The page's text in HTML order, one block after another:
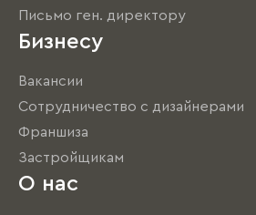
Письмо ген. директору
Бизнесу
Вакансии
Сотрудничество с дизайнерами
Франшиза
Застройщикам
О нас